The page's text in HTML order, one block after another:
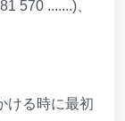
570 .......)、
ける時に最初